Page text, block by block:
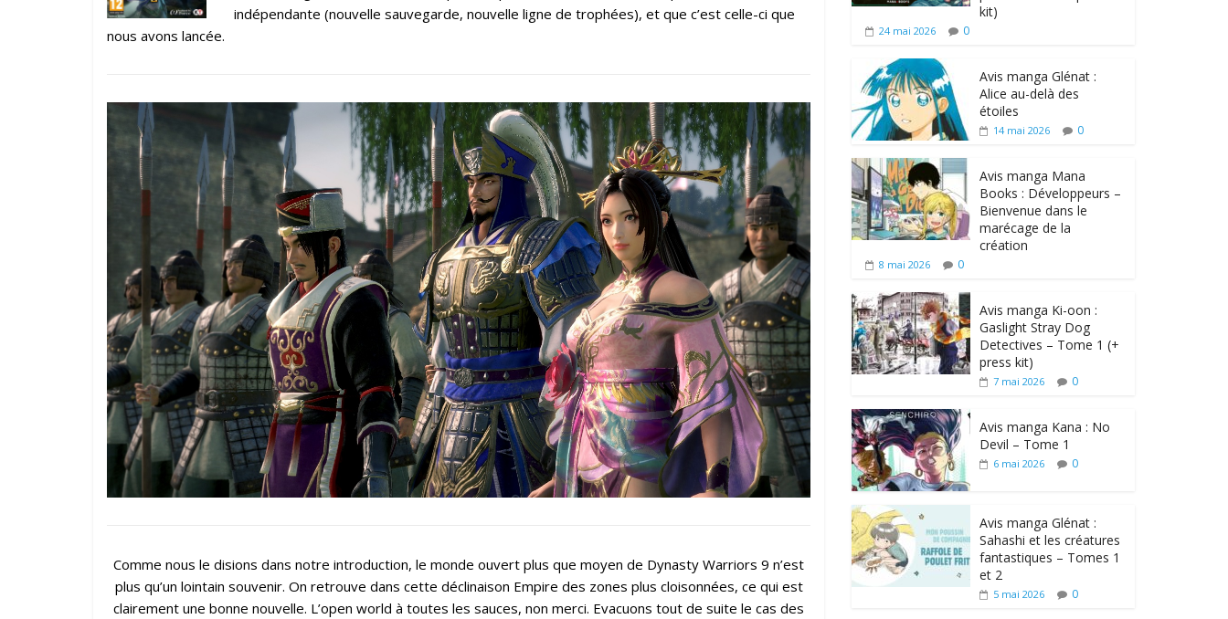
indépendante (nouvelle sauvegarde, nouvelle ligne de trophées), et que c’est celle-ci que
nous avons lancée.
Comme nous le disions dans notre introduction, le monde ouvert plus que moyen de Dynasty Warriors 9 n’est
plus qu’un lointain souvenir. On retrouve dans cette déclinaison Empire des zones plus cloisonnées, ce qui est
clairement une bonne nouvelle. L’open world à toutes les sauces, non merci. Evacuons tout de suite le cas des
kit)
24 mai 2026 0
Avis manga Glénat :
Alice au-delà des
étoiles
14 mai 2026 0
Avis manga Mana
Books : Développeurs –
Bienvenue dans le
marécage de la
création
8 mai 2026 0
Avis manga Ki-oon :
Gaslight Stray Dog
Detectives – Tome 1 (+
press kit)
7 mai 2026 0
Avis manga Kana : No
Devil – Tome 1
6 mai 2026 0
Avis manga Glénat :
Sahashi et les créatures
fantastiques – Tomes 1
et 2
5 mai 2026 0